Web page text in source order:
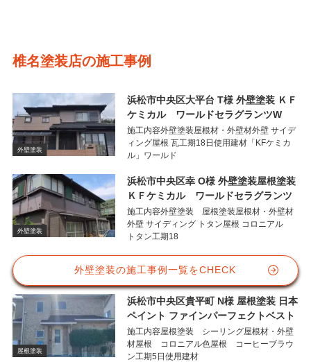
椎名塗装店の施工事例
外壁塗装
浜松市中央区大平台 T様 外壁塗装 ＫＦ
ケミカル ワールドセラグランツW
施工内容外壁塗装屋根材・外壁材外壁 サイデ
ィング屋根 瓦工期18日使用建材「KFケミカ
ル」ワールド
外壁塗装
浜松市中央区幸 O様 外壁塗装屋根塗装
ＫＦケミカル ワールドセラグランツ
施工内容外壁塗装 屋根塗装屋根材・外壁材
外壁 サイディング トタン屋根 コロニアル
トタン工期18
外壁塗装の施工事例一覧をCHECK
屋根塗装
浜松市中央区貴平町 N様 屋根塗装 日本
ペイント ファインパーフェクトベスト
施工内容屋根塗装 シーリング屋根材・外壁
材屋根 コロニアル色屋根 コーヒーブラウ
ン工期5日使用建材